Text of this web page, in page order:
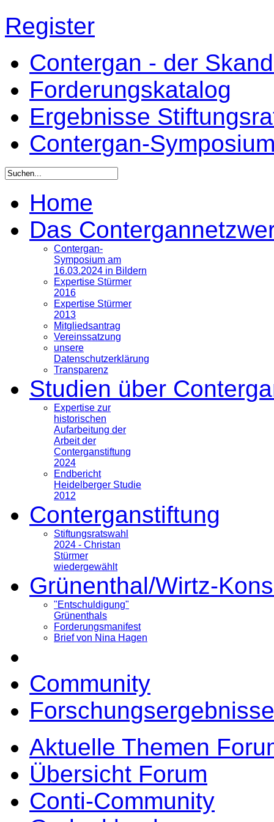
Register
Contergan - der
Forderungskatalog
Ergebnisse
Contergan-
Home
Das
Contergan-
Symposium am
16.03.2024 in Bildern
Expertise Stürmer
2016
Expertise Stürmer
2013
Mitgliedsantrag
Vereinssatzung
unsere
Datenschutzerklärung
Transparenz
Studien über
Expertise zur
historischen
Aufarbeitung der
Arbeit der
Conterganstiftung
2024
Endbericht
Heidelberger Studie
2012
Conterganstiftung
Stiftungsratswahl
2024 - Christan
Stürmer
wiedergewählt
Grünenthal/Wirtz-
"Entschuldigung"
Grünenthals
Forderungsmanifest
Brief von Nina Hagen
Community
Aktuelle Themen
Übersicht Forum
Conti-Community